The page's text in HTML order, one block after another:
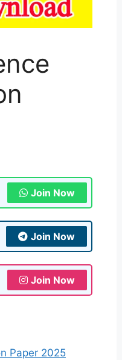
Join Now
Join Now
Join Now
Paper 2025